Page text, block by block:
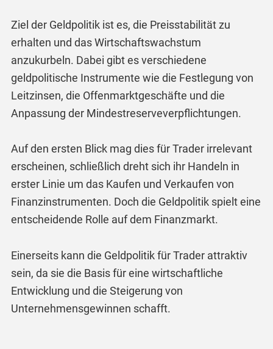
Ziel der Geldpolitik ist es, die Preisstabilität zu
erhalten und das Wirtschaftswachstum
anzukurbeln. Dabei gibt es verschiedene
geldpolitische Instrumente wie die Festlegung von
Leitzinsen, die Offenmarktgeschäfte und die
Anpassung der Mindestreserveverpflichtungen.
Auf den ersten Blick mag dies für Trader irrelevant
erscheinen, schließlich dreht sich ihr Handeln in
erster Linie um das Kaufen und Verkaufen von
Finanzinstrumenten. Doch die Geldpolitik spielt eine
entscheidende Rolle auf dem Finanzmarkt.
Einerseits kann die Geldpolitik für Trader attraktiv
sein, da sie die Basis für eine wirtschaftliche
Entwicklung und die Steigerung von
Unternehmensgewinnen schafft.